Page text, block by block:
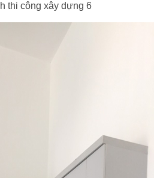
thi công xây dựng 6